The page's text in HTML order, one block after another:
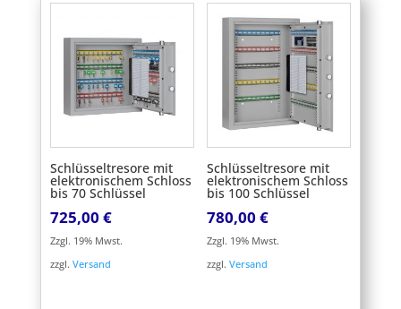
Schlüsseltresore mit
elektronischem Schloss
bis 70 Schlüssel
725,00 €
Zzgl. 19% Mwst.
zzgl. Versand
Schlüsseltresore mit
elektronischem Schloss
bis 100 Schlüssel
780,00 €
Zzgl. 19% Mwst.
zzgl. Versand